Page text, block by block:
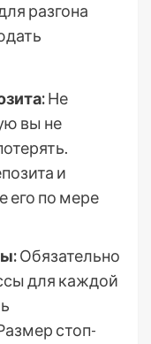
разгона
Не
вы не
и
его по мере
Обязательно
для каждой
стоп-